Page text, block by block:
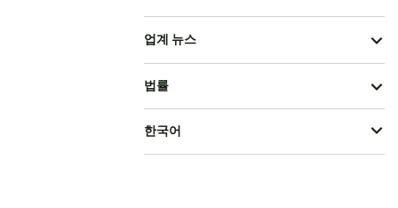
업계 뉴스
법률
한국어